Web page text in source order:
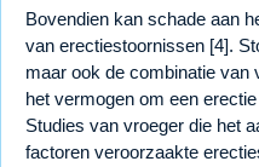
Bovendien kan schade aan
van erectiestoornissen [4].
maar ook de combinatie van
het vermogen om een
Studies van vroeger die het
factoren veroorzaakte